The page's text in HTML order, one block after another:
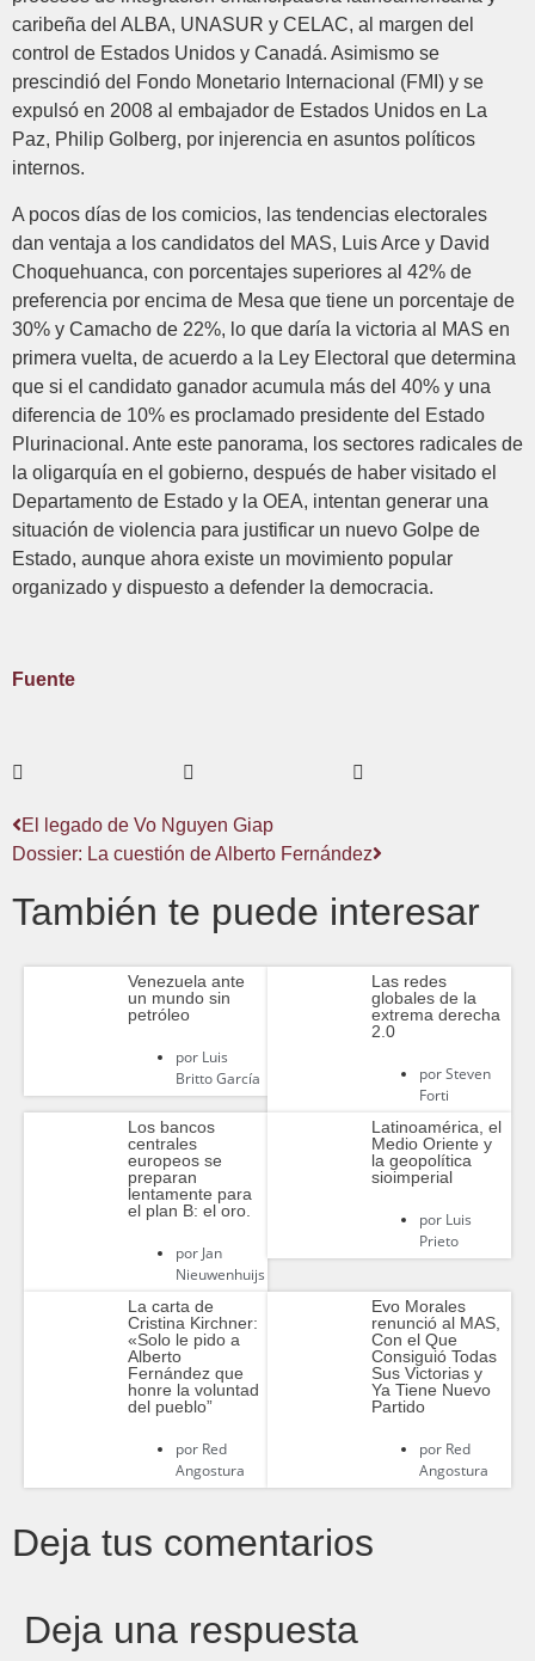
caribeña del ALBA, UNASUR y CELAC, al margen del
control de Estados Unidos y Canadá. Asimismo se
prescindió del Fondo Monetario Internacional (FMI) y se
expulsó en 2008 al embajador de Estados Unidos en La
Paz, Philip Golberg, por injerencia en asuntos políticos
internos.
A pocos días de los comicios, las tendencias electorales
dan ventaja a los candidatos del MAS, Luis Arce y David
Choquehuanca, con porcentajes superiores al 42% de
preferencia por encima de Mesa que tiene un porcentaje de
30% y Camacho de 22%, lo que daría la victoria al MAS en
primera vuelta, de acuerdo a la Ley Electoral que determina
que si el candidato ganador acumula más del 40% y una
diferencia de 10% es proclamado presidente del Estado
Plurinacional. Ante este panorama, los sectores radicales de
la oligarquía en el gobierno, después de haber visitado el
Departamento de Estado y la OEA, intentan generar una
situación de violencia para justificar un nuevo Golpe de
Estado, aunque ahora existe un movimiento popular
organizado y dispuesto a defender la democracia.
Fuente
El legado de Vo Nguyen Giap
Dossier: La cuestión de Alberto Fernández
También te puede interesar
Venezuela ante
un mundo sin
petróleo
porLuis
Britto García
Las redes
globales de la
extrema derecha
2.0
porSteven
Forti
Los bancos
centrales
europeos se
preparan
lentamente para
el plan B: el oro.
porJan
Nieuwenhuijs
Latinoamérica, el
Medio Oriente y
la geopolítica
sioimperial
porLuis
Prieto
La carta de
Cristina Kirchner:
«Solo le pido a
Alberto
Fernández que
honre la voluntad
del pueblo”
porRed
Angostura
Evo Morales
renunció al MAS,
Con el Que
Consiguió Todas
Sus Victorias y
Ya Tiene Nuevo
Partido
porRed
Angostura
Deja tus comentarios
Deja una respuesta